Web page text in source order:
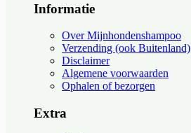
Informatie
Over Mijnhondenshampoo
Verzending (ook Buitenland)
Disclaimer
Algemene voorwaarden
Ophalen of bezorgen
Extra